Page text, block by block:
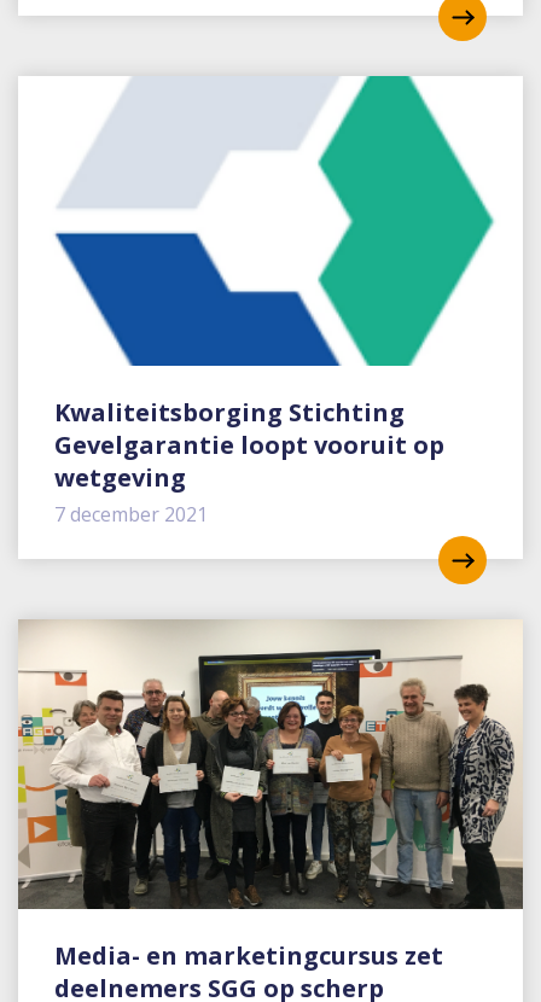
Kwaliteitsborging Stichting
Gevelgarantie loopt vooruit op
wetgeving
7 december 2021
Media- en marketingcursus zet
deelnemers SGG op scherp